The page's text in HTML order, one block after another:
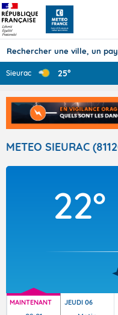
TOUS
Sieurac 25°
METEO SIEURAC
22°
MAINTENANT JEUDI 06